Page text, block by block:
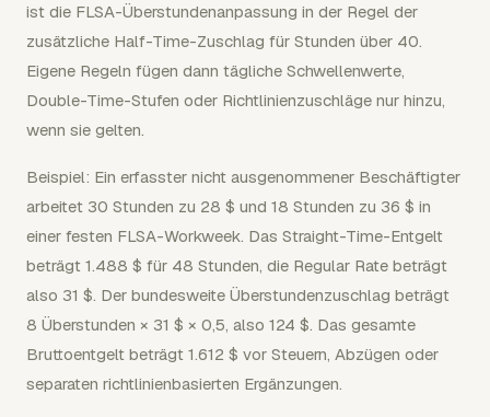
ist die FLSA-Überstundenanpassung in der Regel der
zusätzliche Half-Time-Zuschlag für Stunden über 40.
Eigene Regeln fügen dann tägliche Schwellenwerte,
Double-Time-Stufen oder Richtlinienzuschläge nur hinzu,
wenn sie gelten.
Beispiel: Ein erfasster nicht ausgenommener Beschäftigter
arbeitet 30 Stunden zu 28 $ und 18 Stunden zu 36 $ in
einer festen FLSA-Workweek. Das Straight-Time-Entgelt
beträgt 1.488 $ für 48 Stunden, die Regular Rate beträgt
also 31 $. Der bundesweite Überstundenzuschlag beträgt
8 Überstunden × 31 $ × 0,5, also 124 $. Das gesamte
Bruttoentgelt beträgt 1.612 $ vor Steuern, Abzügen oder
separaten richtlinienbasierten Ergänzungen.